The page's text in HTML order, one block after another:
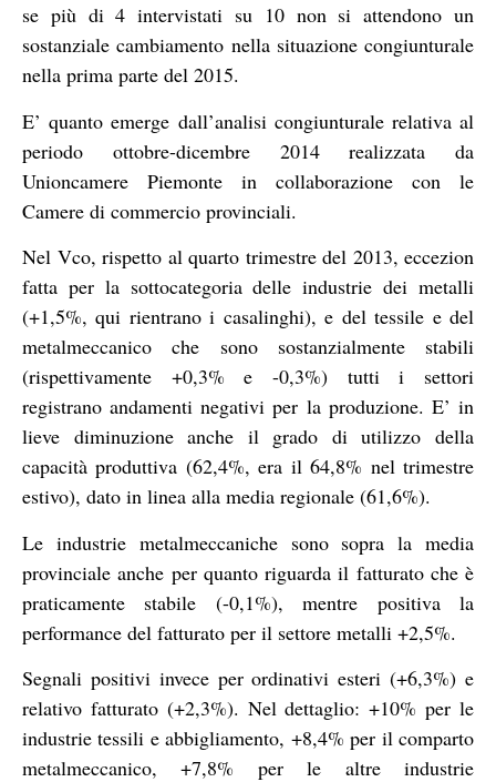
se più di 4 intervistati su 10 non si attendono un
sostanziale cambiamento nella situazione congiunturale
nella prima parte del 2015.
E’ quanto emerge dall’analisi congiunturale relativa al
periodo ottobre-dicembre 2014 realizzata da
Unioncamere Piemonte in collaborazione con le
Camere di commercio provinciali.
Nel Vco, rispetto al quarto trimestre del 2013, eccezion
fatta per la sottocategoria delle industrie dei metalli
(+1,5%, qui rientrano i casalinghi), e del tessile e del
metalmeccanico che sono sostanzialmente stabili
(rispettivamente +0,3% e -0,3%) tutti i settori
registrano andamenti negativi per la produzione. E’ in
lieve diminuzione anche il grado di utilizzo della
capacità produttiva (62,4%, era il 64,8% nel trimestre
estivo), dato in linea alla media regionale (61,6%).
Le industrie metalmeccaniche sono sopra la media
provinciale anche per quanto riguarda il fatturato che è
praticamente stabile (-0,1%), mentre positiva la
performance del fatturato per il settore metalli +2,5%.
Segnali positivi invece per ordinativi esteri (+6,3%) e
relativo fatturato (+2,3%). Nel dettaglio: +10% per le
industrie tessili e abbigliamento, +8,4% per il comparto
metalmeccanico, +7,8% per le altre industrie